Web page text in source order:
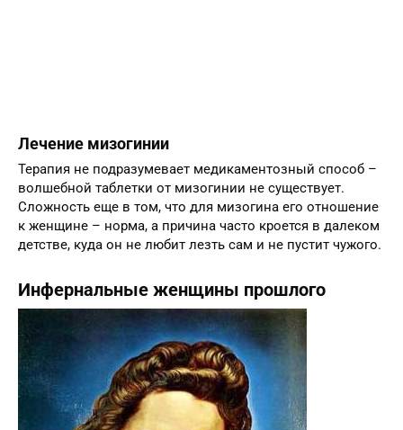
Лечение мизогинии
Терапия не подразумевает медикаментозный способ –
волшебной таблетки от мизогинии не существует.
Сложность еще в том, что для мизогина его отношение
детстве, куда он не любит лезть сам и не пустит чужого.
Инфернальные женщины прошлого